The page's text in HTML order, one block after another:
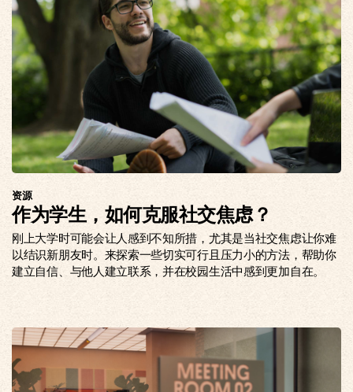
资源
作为学生，如何克服社交焦虑？
刚上大学时可能会让人感到不知所措，尤其是当社交焦虑让你难
以结识新朋友时。来探索一些切实可行且压力小的方法，帮助你
建立自信、与他人建立联系，并在校园生活中感到更加自在。